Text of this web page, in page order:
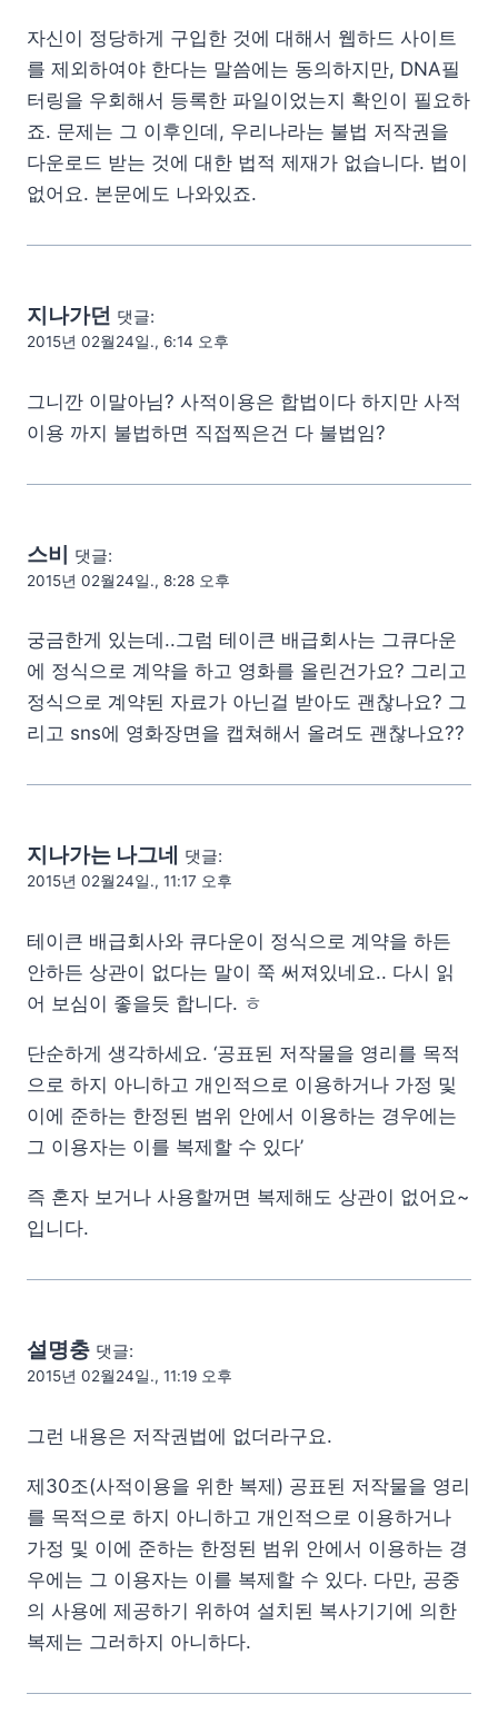
자신이 정당하게 구입한 것에 대해서 웹하드 사이트
를 제외하여야 한다는 말씀에는 동의하지만, DNA필
터링을 우회해서 등록한 파일이었는지 확인이 필요하
죠. 문제는 그 이후인데, 우리나라는 불법 저작권을
다운로드 받는 것에 대한 법적 제재가 없습니다. 법이
없어요. 본문에도 나와있죠.
지나가던 댓글:
2015년 02월24일., 6:14 오후
그니깐 이말아님? 사적이용은 합법이다 하지만 사적
이용 까지 불법하면 직접찍은건 다 불법임?
스비 댓글:
2015년 02월24일., 8:28 오후
궁금한게 있는데..그럼 테이큰 배급회사는 그큐다운
에 정식으로 계약을 하고 영화를 올린건가요? 그리고
정식으로 계약된 자료가 아닌걸 받아도 괜찮나요? 그
리고 sns에 영화장면을 캡쳐해서 올려도 괜찮나요??
지나가는 나그네 댓글:
2015년 02월24일., 11:17 오후
테이큰 배급회사와 큐다운이 정식으로 계약을 하든
안하든 상관이 없다는 말이 쭉 써져있네요.. 다시 읽
어 보심이 좋을듯 합니다. ㅎ
단순하게 생각하세요. ‘공표된 저작물을 영리를 목적
으로 하지 아니하고 개인적으로 이용하거나 가정 및
이에 준하는 한정된 범위 안에서 이용하는 경우에는
그 이용자는 이를 복제할 수 있다’
즉 혼자 보거나 사용할꺼면 복제해도 상관이 없어요~
입니다.
설명충 댓글:
2015년 02월24일., 11:19 오후
그런 내용은 저작권법에 없더라구요.
제30조(사적이용을 위한 복제) 공표된 저작물을 영리
를 목적으로 하지 아니하고 개인적으로 이용하거나
가정 및 이에 준하는 한정된 범위 안에서 이용하는 경
우에는 그 이용자는 이를 복제할 수 있다. 다만, 공중
의 사용에 제공하기 위하여 설치된 복사기기에 의한
복제는 그러하지 아니하다.